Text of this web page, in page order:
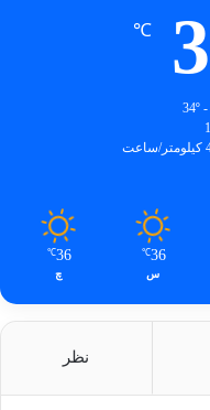
℃
36
℃
س
36
℃
چ
نظر